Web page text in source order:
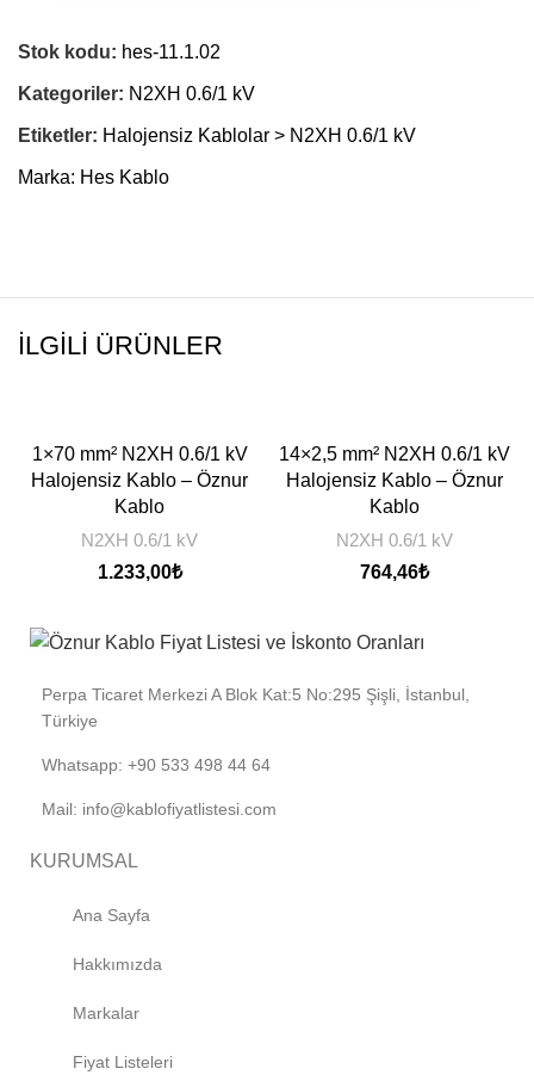
Stok kodu: hes-11.1.02
Kategoriler: N2XH 0.6/1 kV
Etiketler: Halojensiz Kablolar > N2XH 0.6/1 kV
Marka: Hes Kablo
İLGILI ÜRÜNLER
1×70 mm² N2XH 0.6/1 kV
Halojensiz Kablo – Öznur
Kablo
N2XH 0.6/1 kV
1.233,00₺
14×2,5 mm² N2XH 0.6/1 kV
Halojensiz Kablo – Öznur
Kablo
N2XH 0.6/1 kV
764,46₺
Perpa Ticaret Merkezi A Blok Kat:5 No:295 Şişli, İstanbul,
Türkiye
Whatsapp: +90 533 498 44 64
Mail: info@kablofiyatlistesi.com
KURUMSAL
Ana Sayfa
Hakkımızda
Markalar
Fiyat Listeleri